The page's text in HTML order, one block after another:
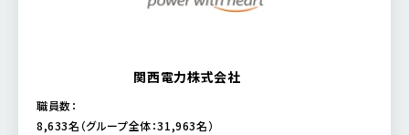
関西電力株式会社
職員数：
8,633名（グループ全体：31,963名）